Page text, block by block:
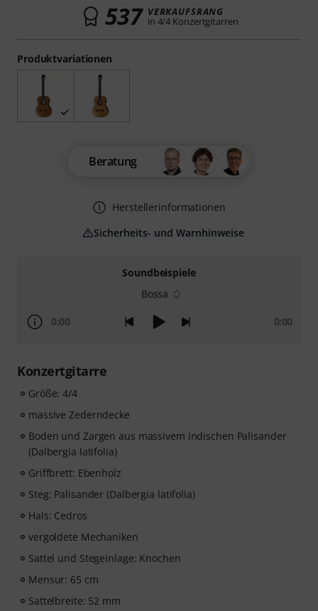
Soundbeispiele
Bossa
0:00 0:00
Konzertgitarre
Größe: 4/4
massive Zederndecke
Boden und Zargen aus massivem indischen Palisander
(Dalbergia latifolia)
Griffbrett: Ebenholz
Steg: Palisander (Dalbergia latifolia)
Hals: Cedros
vergoldete Mechaniken
Sattel und Stegeinlage: Knochen
Mensur: 65 cm
Sattelbreite: 52 mm
Produktvariationen
537 VERKAUFSRANG
in 4/4 Konzertgitarren
Beratung
Herstellerinformationen
Sicherheits- und Warnhinweise